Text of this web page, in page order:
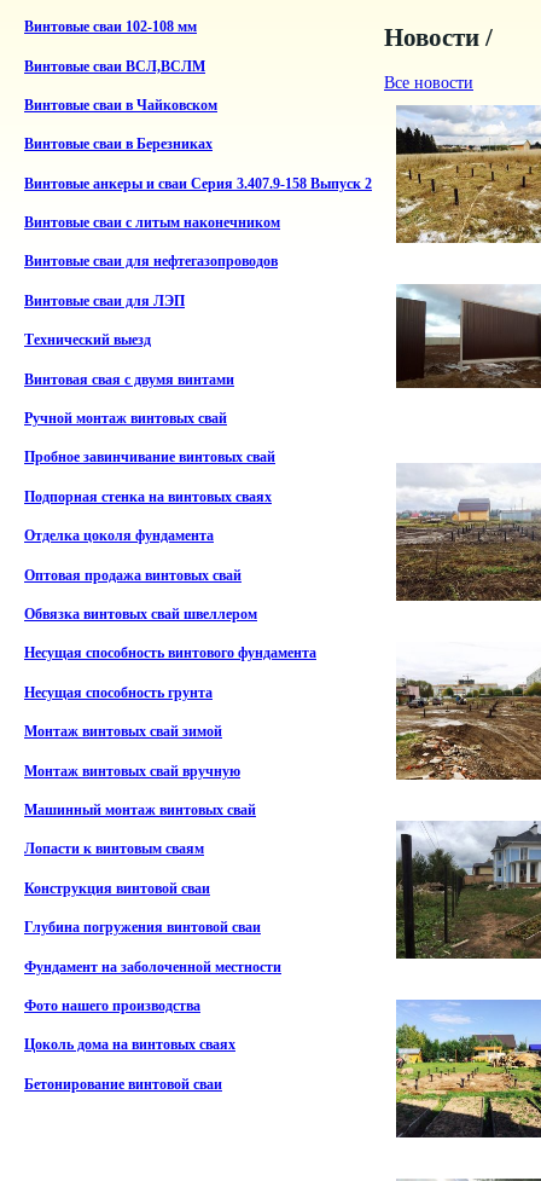
Винтовые сваи 102-108 мм
Винтовые сваи ВСЛ,ВСЛМ
Винтовые сваи в Чайковском
Винтовые сваи в Березниках
Винтовые анкеры и сваи Серия 3.407.9-158 Выпуск 2
Винтовые сваи с литым наконечником
Винтовые сваи для нефтегазопроводов
Винтовые сваи для ЛЭП
Технический выезд
Винтовая свая с двумя винтами
Ручной монтаж винтовых свай
Пробное завинчивание винтовых свай
Подпорная стенка на винтовых сваях
Отделка цоколя фундамента
Оптовая продажа винтовых свай
Обвязка винтовых свай швеллером
Несущая способность винтового фундамента
Несущая способность грунта
Монтаж винтовых свай зимой
Монтаж винтовых свай вручную
Машинный монтаж винтовых свай
Лопасти к винтовым сваям
Конструкция винтовой сваи
Глубина погружения винтовой сваи
Фундамент на заболоченной местности
Фото нашего производства
Цоколь дома на винтовых сваях
Бетонирование винтовой сваи
Новости /
Все новости